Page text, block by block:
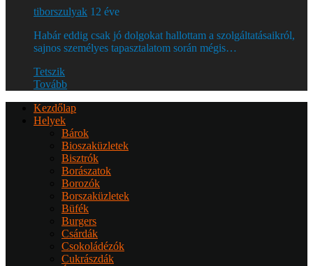
tiborszulyak 12 éve
Habár eddig csak jó dolgokat hallottam a szolgáltatásaikról,
sajnos személyes tapasztalatom során mégis…
Tetszik
Tovább
Kezdőlap
Helyek
Bárok
Bioszaküzletek
Bisztrók
Borászatok
Borozók
Borszaküzletek
Büfék
Burgers
Csárdák
Csokoládézók
Cukrászdák